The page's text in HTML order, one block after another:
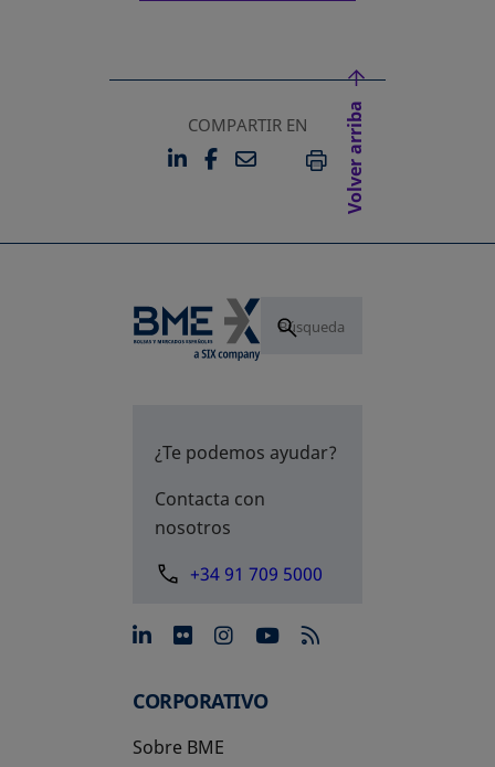
COMPARTIR EN
LINKEDIN
SE ABRE EN UNA PESTAÑA
FACEBOOK
SE ABRE EN UNA
EMAILIMPRIMIR
Volver arriba
¿Te podemos ayudar?
Contacta con
nosotros
+34 91 709 5000
se abre en una pestaña
se abre en una pestaña
se abre en una
se abre en una
CORPORATIVO
Sobre BME